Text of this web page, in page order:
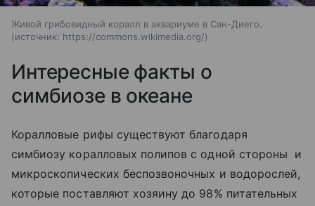
Живой грибовидный коралл в аквариуме в Сан-Диего.
источник: https://commons.wikimedia.org/
Интересные факты о
симбиозе в океане
Коралловые рифы существуют благодаря
симбиозу коралловых полипов с одной стороны и
микроскопических беспозвоночных и водорослей,
которые поставляют хозяину до 98% питательных